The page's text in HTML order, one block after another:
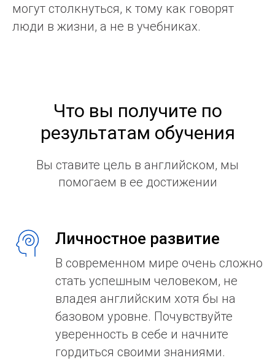
могут столкнуться, к тому как говорят
люди в жизни, а не в учебниках.
Что вы получите по
результатам обучения
Вы ставите цель в английском, мы
помогаем в ее достижении
Личностное развитие
В современном мире очень сложно
стать успешным человеком, не
владея английским хотя бы на
базовом уровне. Почувствуйте
уверенность в себе и начните
гордиться своими знаниями.